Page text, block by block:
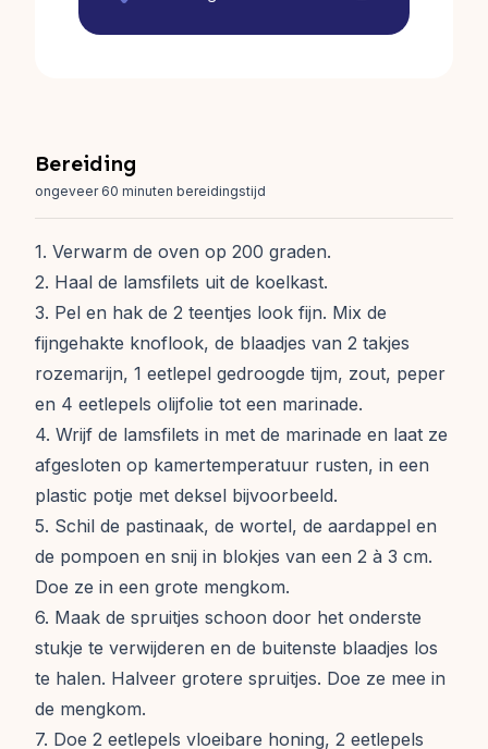
Bereiding
ongeveer 60 minuten bereidingstijd
1. Verwarm de oven op 200 graden.
2. Haal de lamsfilets uit de koelkast.
3. Pel en hak de 2 teentjes look fijn. Mix de
fijngehakte knoflook, de blaadjes van 2 takjes
rozemarijn, 1 eetlepel gedroogde tijm, zout, peper
en 4 eetlepels olijfolie tot een marinade.
4. Wrijf de lamsfilets in met de marinade en laat ze
afgesloten op kamertemperatuur rusten, in een
plastic potje met deksel bijvoorbeeld.
5. Schil de pastinaak, de wortel, de aardappel en
de pompoen en snij in blokjes van een 2 à 3 cm.
Doe ze in een grote mengkom.
6. Maak de spruitjes schoon door het onderste
stukje te verwijderen en de buitenste blaadjes los
te halen. Halveer grotere spruitjes. Doe ze mee in
de mengkom.
7. Doe 2 eetlepels vloeibare honing, 2 eetlepels